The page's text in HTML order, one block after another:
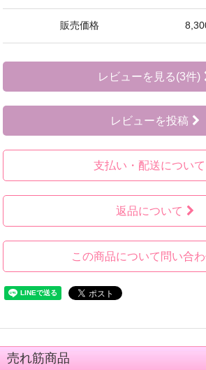
販売価格
レビューを見る(3件)
レビューを投稿
支払い・配送について
返品について
この商品について問い合
売れ筋商品